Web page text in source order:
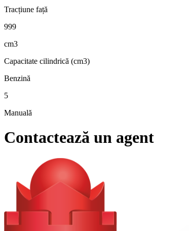
Tracțiune față
999
cm3
Capacitate cilindrică (cm3)
Benzină
5
Manuală
Contactează un agent